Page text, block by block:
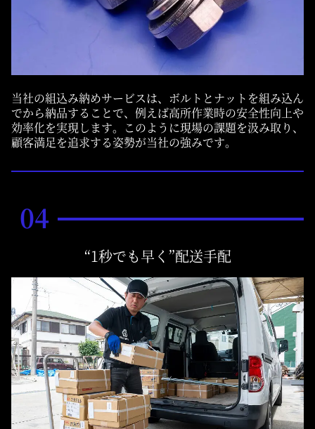
当社の組込み納めサービスは、ボルトとナットを組み込ん
でから納品することで、例えば高所作業時の安全性向上や
効率化を実現します。このように現場の課題を汲み取り、
顧客満足を追求する姿勢が当社の強みです。
04
“1秒でも早く”配送手配